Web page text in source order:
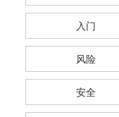
入门
风险
安全